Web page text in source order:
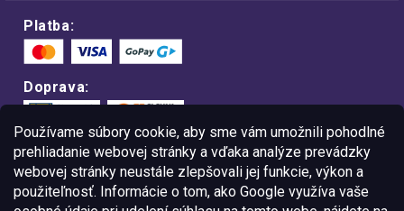
Používame súbory cookie, aby sme vám umožnili pohodlné
prehliadanie webovej stránky a vďaka analýze prevádzky
webovej stránky neustále zlepšovali jej funkcie, výkon a
použiteľnosť. Informácie o tom, ako Google využíva vaše
Platba:
Doprava:
Nakupujte na FOA bezpečne a bez obáv.
Vďaka protokolu HTTPS sú vaše citlivé
dáta v úplnom bezpečí.